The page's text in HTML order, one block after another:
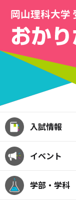
入試情報
イベント
学部・学科